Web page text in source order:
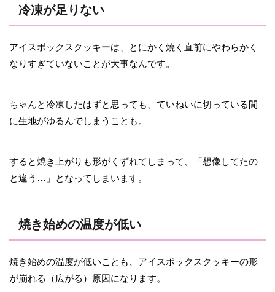
冷凍が足りない
アイスボックスクッキーは、とにかく焼く直前にやわらかく
なりすぎていないことが大事なんです。
ちゃんと冷凍したはずと思っても、ていねいに切っている間
に生地がゆるんでしまうことも。
すると焼き上がりも形がくずれてしまって、「想像してたの
と違う…」となってしまいます。
焼き始めの温度が低い
焼き始めの温度が低いことも、アイスボックスクッキーの形
が崩れる（広がる）原因になります。